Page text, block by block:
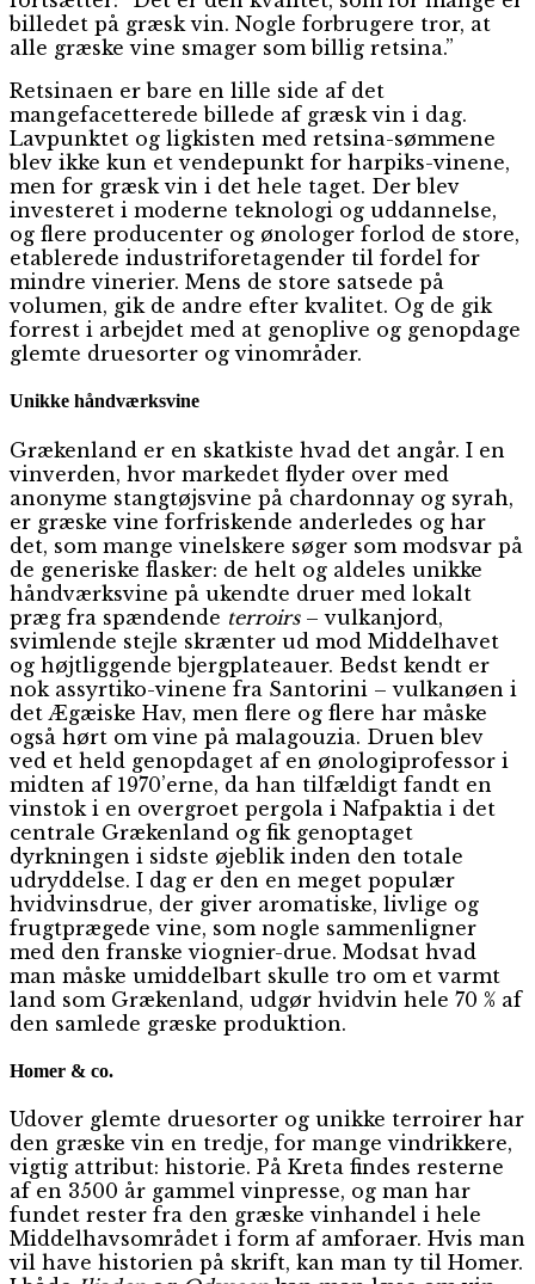
billedet på græsk vin. Nogle forbrugere tror, at
alle græske vine smager som billig retsina.”
Retsinaen er bare en lille side af det
mangefacetterede billede af græsk vin i dag.
Lavpunktet og ligkisten med retsina-sømmene
blev ikke kun et vendepunkt for harpiks-vinene,
men for græsk vin i det hele taget. Der blev
investeret i moderne teknologi og uddannelse,
og flere producenter og ønologer forlod de store,
etablerede industriforetagender til fordel for
mindre vinerier. Mens de store satsede på
volumen, gik de andre efter kvalitet. Og de gik
forrest i arbejdet med at genoplive og genopdage
glemte druesorter og vinområder.
Unikke håndværksvine
Grækenland er en skatkiste hvad det angår. I en
vinverden, hvor markedet flyder over med
anonyme stangtøjsvine på chardonnay og syrah,
er græske vine forfriskende anderledes og har
det, som mange vinelskere søger som modsvar på
de generiske flasker: de helt og aldeles unikke
håndværksvine på ukendte druer med lokalt
præg fra spændende terroirs– vulkanjord,
svimlende stejle skrænter ud mod Middelhavet
og højtliggende bjergplateauer. Bedst kendt er
nok assyrtiko-vinene fra Santorini – vulkanøen i
det Ægæiske Hav, men flere og flere har måske
også hørt om vine på malagouzia. Druen blev
ved et held genopdaget af en ønologiprofessor i
midten af 1970’erne, da han tilfældigt fandt en
vinstok i en overgroet pergola i Nafpaktia i det
centrale Grækenland og fik genoptaget
dyrkningen i sidste øjeblik inden den totale
udryddelse. I dag er den en meget populær
hvidvinsdrue, der giver aromatiske, livlige og
frugtprægede vine, som nogle sammenligner
med den franske viognier-drue. Modsat hvad
man måske umiddelbart skulle tro om et varmt
land som Grækenland, udgør hvidvin hele 70 % af
den samlede græske produktion.
Homer & co.
Udover glemte druesorter og unikke terroirer har
den græske vin en tredje, for mange vindrikkere,
vigtig attribut: historie. På Kreta findes resterne
af en 3500 år gammel vinpresse, og man har
fundet rester fra den græske vinhandel i hele
Middelhavsområdet i form af amforaer. Hvis man
vil have historien på skrift, kan man ty til Homer.